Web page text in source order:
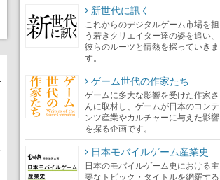
新世代に訊く
これからのデジタルゲーム市場を担
う若きクリエイター達の姿を追い、
彼らのルーツと情熱を探っていきま
す。
ゲーム世代の作家たち
ゲームに多大な影響を受けた作家さ
んに取材し、ゲームが日本のコンテ
ンツ産業やカルチャーに与えた影響
を探る企画です。
日本モバイルゲーム産業史
日本のモバイルゲーム史における主
要なトピック・タイトルを網羅する